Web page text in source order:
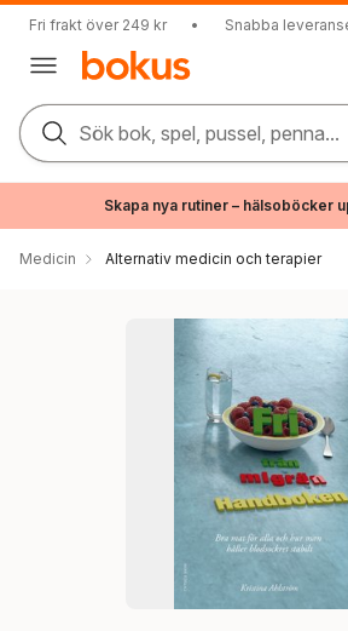
Fri frakt över 249 kr • Snabba
Sök bok, spel, pussel, penna...
Skapa nya rutiner – hälsoböcker
Medicin Alternativ medicin och terapier